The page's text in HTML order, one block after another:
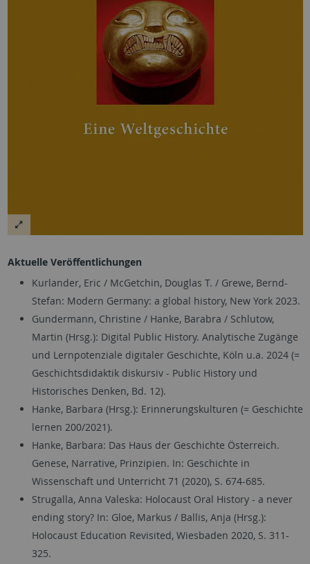
Aktuelle Veröffentlichungen
Kurlander, Eric / McGetchin, Douglas T. / Grewe, Bernd-
Stefan: Modern Germany: a global history, New York 2023.
Gundermann, Christine / Hanke, Barabra / Schlutow,
Martin (Hrsg.): Digital Public History. Analytische Zugänge
und Lernpotenziale digitaler Geschichte, Köln u.a. 2024 (=
Geschichtsdidaktik diskursiv - Public History und
Historisches Denken, Bd. 12).
Hanke, Barbara (Hrsg.): Erinnerungskulturen (= Geschichte
lernen 200/2021).
Hanke, Barbara: Das Haus der Geschichte Österreich.
Genese, Narrative, Prinzipien. In: Geschichte in
Wissenschaft und Unterricht 71 (2020), S. 674-685.
Strugalla, Anna Valeska: Holocaust Oral History - a never
ending story? In: Gloe, Markus / Ballis, Anja (Hrsg.):
Holocaust Education Revisited, Wiesbaden 2020, S. 311-
325.